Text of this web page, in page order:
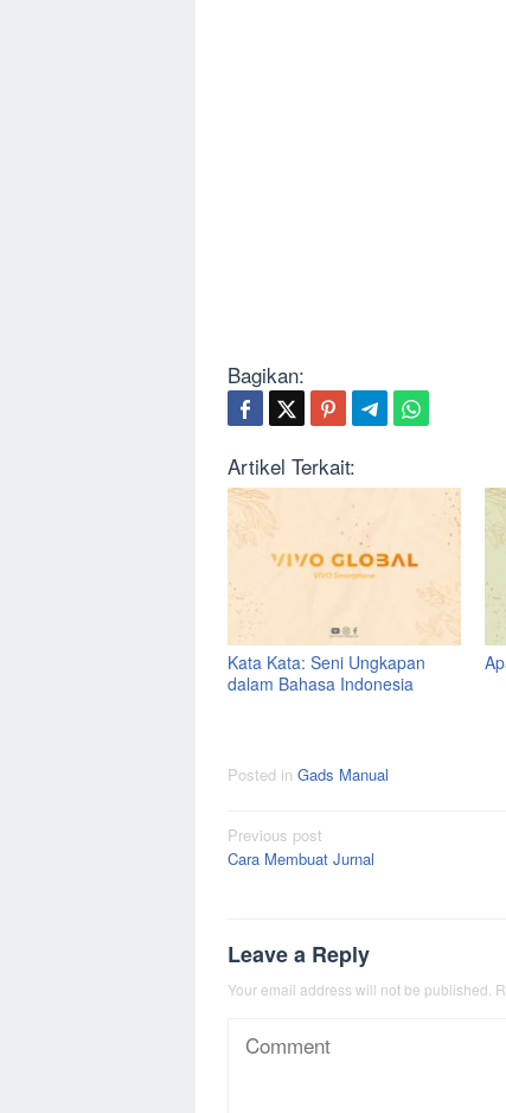
Bagikan:
Artikel Terkait:
Kata Kata: Seni Ungkapan
dalam Bahasa Indonesia
Posted in Gads Manual
Post
navigation
Previous post
Cara Membuat Jurnal
Leave a Reply
Your email address will not be published.